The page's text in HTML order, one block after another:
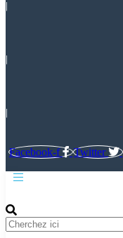
Facebook-f Twitter